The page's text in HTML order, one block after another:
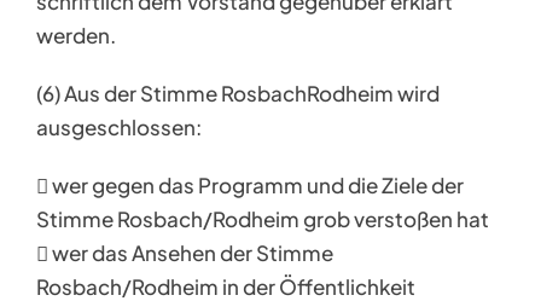
werden.
(6) Aus der Stimme RosbachRodheim wird
ausgeschlossen:
 wer gegen das Programm und die Ziele der
Stimme Rosbach/Rodheim grob verstoßen hat
 wer das Ansehen der Stimme
Rosbach/Rodheim in der Öffentlichkeit